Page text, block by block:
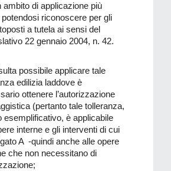
ambito di applicazione più
riconoscere per gli
a tutela ai sensi del
22 gennaio 2004, n. 42.
possibile applicare tale
edilizia laddove è
ottenere l’autorizzazione
(pertanto tale tolleranza,
esemplificativo, è applicabile
interne e gli interventi di cui
A -quindi anche alle opere
che non necessitano di